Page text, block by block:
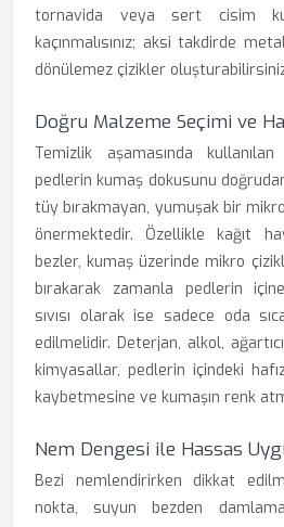
tornavida veya sert cisim
kaçınmalısınız; aksi takdirde
dönülemez çizikler
Doğru Malzeme Seçimi ve
Temizlik aşamasında
pedlerin kumaş dokusunu
tüy bırakmayan, yumuşak bir
önermektedir. Özellikle kağıt
bezler, kumaş üzerinde mikro
bırakarak zamanla pedlerin
sıvısı olarak ise sadece oda
edilmelidir. Deterjan, alkol, ağartıcı
kimyasallar, pedlerin içindeki
kaybetmesine ve kumaşın renk
Nem Dengesi ile Hassas
Bezi nemlendirirken dikkat
nokta, suyun bezden